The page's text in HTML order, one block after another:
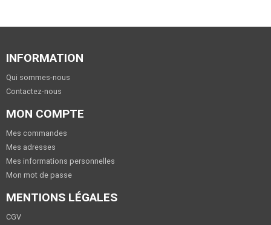
INFORMATION
Qui sommes-nous
Contactez-nous
MON COMPTE
Mes commandes
Mes adresses
Mes informations personnelles
Mon mot de passe
MENTIONS LÉGALES
CGV